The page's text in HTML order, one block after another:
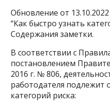
Обновление от
“Как быстро узнать
Содержания заметки.
В соответствии с
постановлением
2016 г. № 806,
работодателя подлежит
категорий риска: